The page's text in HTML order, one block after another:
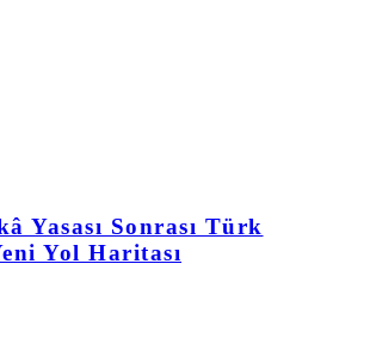
Yasası Sonrası Türk
Yol Haritası